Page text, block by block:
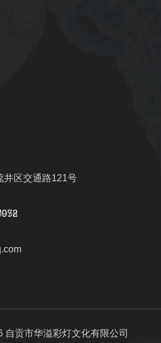
井区交通路121号
贡市华溢彩灯文化有限公司